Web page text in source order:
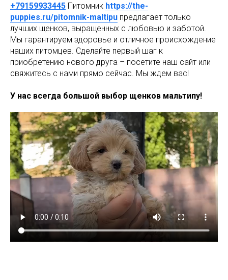
+79159933445 Питомник https://the-
puppies.ru/pitomnik-maltipu предлагает только
лучших щенков, выращенных с любовью и заботой.
Мы гарантируем здоровье и отличное происхождение
наших питомцев. Сделайте первый шаг к
приобретению нового друга – посетите наш сайт или
свяжитесь с нами прямо сейчас. Мы ждем вас!
У нас всегда большой выбор щенков мальтипу!